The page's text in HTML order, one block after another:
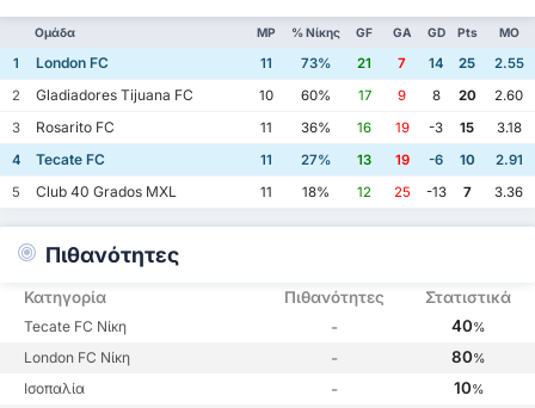
Ομάδα MP % Νίκης GF GA GD Pts ΜΟ
1 London FC 11 73% 21 7 14 25
2.55
2
Gladiadores Tijuana FC 10 60% 17 9 8 20
2.60
3
Rosarito FC 11 36% 16 19 -3 15
3.18
4
Tecate FC 11 27% 13 19 -6 10
2.91
5
Club 40 Grados MXL 11 18% 12 25 -13 7 3.36
Πιθανότητες
Κατηγορία Πιθανότητες Στατιστικά
Tecate FC Νίκη - 40%
London FC Νίκη - 80%
Ισοπαλία - 10%